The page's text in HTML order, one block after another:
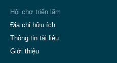
Hội chợ triển lãm
Địa chỉ hữu ích
Thông tin tài liệu
Giới thiệu